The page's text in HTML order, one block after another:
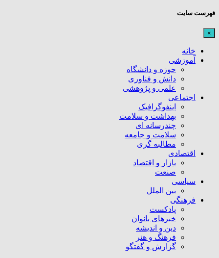
فهرست سایت
×
خانه
آموزشی
حوزه و دانشگاه
دانش و فناوری
علمی و پژوهشی
اجتماعی
اینفوگرافیک
بهداشت و سلامت
چندرسانه ای
سلامت و جامعه
مطالبه گری
اقتصادی
بازار و اقتصاد
صنعت
سیاسی
بین الملل
فرهنگی
پادکست
خبرهای بانوان
دین و اندیشه
فرهنگ و هنر
گزارش و گفتگو